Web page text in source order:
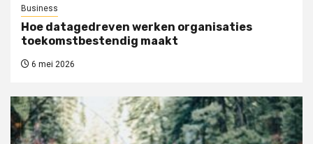
Business
Hoe datagedreven werken organisaties
toekomstbestendig maakt
6 mei 2026